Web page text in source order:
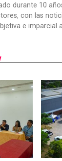
durante 10
con las
e